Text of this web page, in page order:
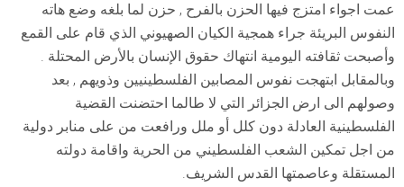
عمت اجواء امتزج فيها الحزن بالفرح , حزن لما بلغه وضع هاته
النفوس البريئة جراء همجية الكيان الصهيوني الذي قام على القمع
وأصبحت ثقافته اليومية انتهاك حقوق الإنسان بالأرض المحتلة .
وبالمقابل ابتهجت نفوس المصابين الفلسطينيين وذويهم , بعد
وصولهم الى ارض الجزائر التي لا طالما احتضنت القضية
الفلسطينية العادلة دون كلل أو ملل ورافعت من على منابر دولية
من اجل تمكين الشعب الفلسطيني من الحرية واقامة دولته
المستقلة وعاصمتها القدس الشريف.